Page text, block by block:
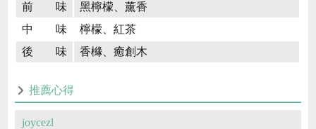
前 味
黑檸檬、薰香
中 味
檸檬、紅茶
後 味
香櫞、癒創木
推薦心得
joycezl